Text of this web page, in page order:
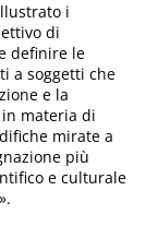
i
di
definire le
a soggetti che
e la
materia di
mirate a
più
e culturale